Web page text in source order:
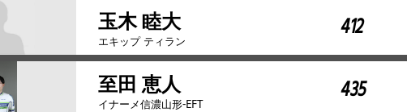
玉木 睦大
エキップ ティラン 412
至田 恵人
イナーメ信濃山形-EFT 435